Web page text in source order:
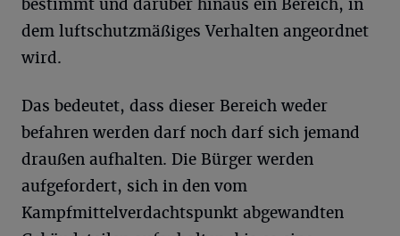
bestimmt und darüber hinaus ein Bereich, in
dem luftschutzmäßiges Verhalten angeordnet
wird.
Das bedeutet, dass dieser Bereich weder
befahren werden darf noch darf sich jemand
draußen aufhalten. Die Bürger werden
aufgefordert, sich in den vom
Kampfmittelverdachtspunkt abgewandten